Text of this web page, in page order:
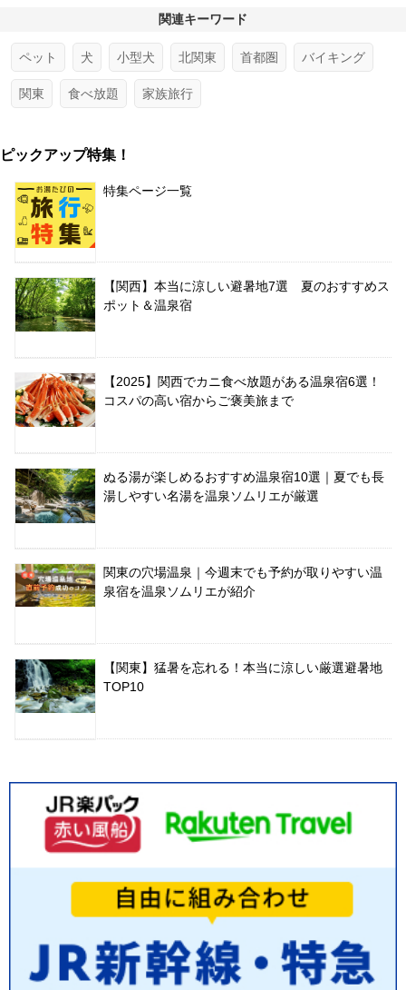
関連キーワード
ペット 犬 小型犬 北関東 首都圏 バイキング
関東 食べ放題 家族旅行
ピックアップ特集！
特集ページ一覧
【関西】本当に涼しい避暑地7選 夏のおすすめス
ポット＆温泉宿
【2025】関西でカニ食べ放題がある温泉宿6選！
コスパの高い宿からご褒美旅まで
ぬる湯が楽しめるおすすめ温泉宿10選｜夏でも長
湯しやすい名湯を温泉ソムリエが厳選
関東の穴場温泉｜今週末でも予約が取りやすい温
泉宿を温泉ソムリエが紹介
【関東】猛暑を忘れる！本当に涼しい厳選避暑地
TOP10